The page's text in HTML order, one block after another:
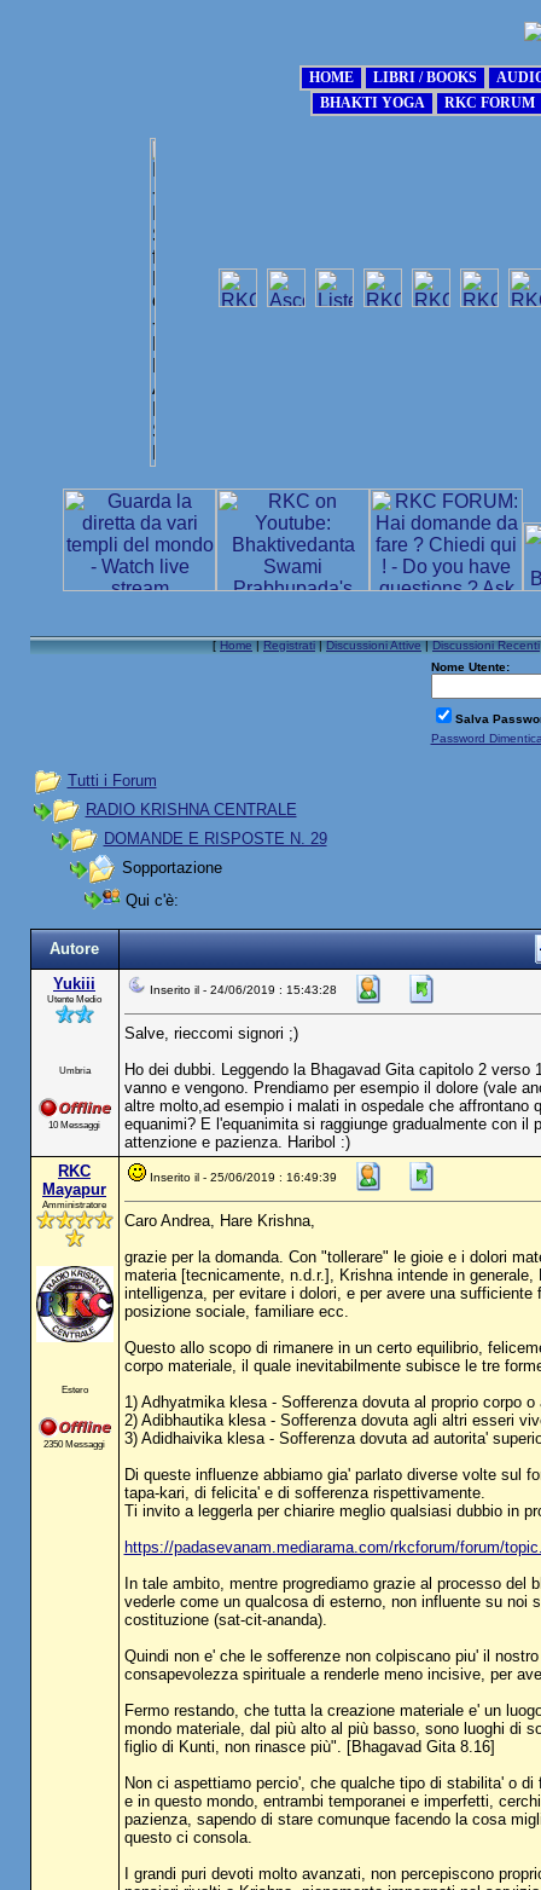
[Home|Registrati|Discussioni Attive|Discussioni Recenti
Nome Utente:
Salva
Password
Tutti i Forum
RADIO KRISHNA CENTRALE
DOMANDE E RISPOSTE N. 29
Sopportazione
Qui c'è:
Autore
Yukiii
Utente Medio
Umbria
10 Messaggi
Inserito il - 24/06/2019 : 15:43:28
Salve, rieccomi signori ;)
Ho dei dubbi. Leggendo la Bhagavad Gita capitolo 2
vanno e vengono. Prendiamo per esempio il dolore (vale
altre molto,ad esempio i malati in ospedale che
equanimi? E l'equanimita si raggiunge gradualmente con
attenzione e pazienza. Haribol :)
RKC
Mayapur
Amministratore
Estero
2350 Messaggi
Inserito il - 25/06/2019 : 16:49:39
Caro Andrea, Hare Krishna,
grazie per la domanda. Con "tollerare" le gioie e i dolori
materia [tecnicamente, n.d.r.], Krishna intende in
intelligenza, per evitare i dolori, e per avere una
posizione sociale, familiare ecc.
Questo allo scopo di rimanere in un certo equilibrio,
corpo materiale, il quale inevitabilmente subisce le tre
1) Adhyatmika klesa - Sofferenza dovuta al proprio corpo o
2) Adibhautika klesa - Sofferenza dovuta agli altri esseri
3) Adidhaivika klesa - Sofferenza dovuta ad autorita'
Di queste influenze abbiamo gia' parlato diverse volte sul
tapa-kari, di felicita' e di sofferenza rispettivamente.
Ti invito a leggerla per chiarire meglio qualsiasi dubbio in
https://padasevanam.mediarama.com/rkcforum/forum/
In tale ambito, mentre progrediamo grazie al processo
vederle come un qualcosa di esterno, non influente su
costituzione (sat-cit-ananda).
Quindi non e' che le sofferenze non colpiscano piu' il
consapevolezza spirituale a renderle meno incisive, per
Fermo restando, che tutta la creazione materiale e' un
mondo materiale, dal più alto al più basso, sono luoghi di
figlio di Kunti, non rinasce più". [Bhagavad Gita 8.16]
Non ci aspettiamo percio', che qualche tipo di stabilita' o
e in questo mondo, entrambi temporanei e imperfetti,
pazienza, sapendo di stare comunque facendo la cosa
questo ci consola.
I grandi puri devoti molto avanzati, non percepiscono